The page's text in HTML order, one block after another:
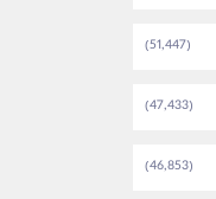
(51,447)
(47,433)
(46,853)